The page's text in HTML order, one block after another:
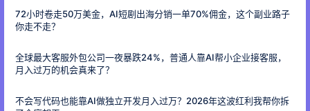
72小时卷走50万美金，AI短剧出海分销一单70%佣金，这个副业路子
你走不走？
全球最大客服外包公司一夜暴跌24%，普通人靠AI帮小企业接客服，
月入过万的机会真来了？
不会写代码也能靠AI做独立开发月入过万？2026年这波红利我帮你拆